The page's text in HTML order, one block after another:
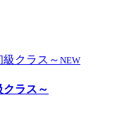
NEW
ラス～